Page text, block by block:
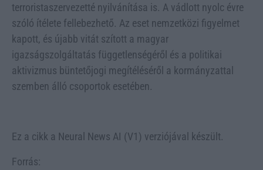
terroristaszervezetté nyilvánítása is. A vádlott nyolc évre
szóló ítélete fellebezhető. Az eset nemzetközi figyelmet
kapott, és újabb vitát szított a magyar
igazságszolgáltatás függetlenségéről és a politikai
aktivizmus büntetőjogi megítéléséről a kormányzattal
szemben álló csoportok esetében.
Ez a cikk a Neural News AI (V1) verziójával készült.
Forrás: